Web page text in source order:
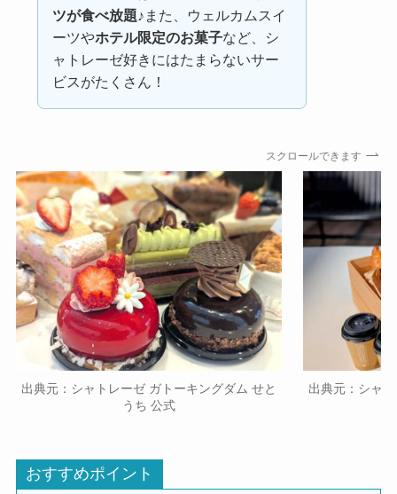
ツが食べ放題♪ また、ウェルカムスイ
ーツやホテル限定のお菓子など、シ
ャトレーゼ好きにはたまらないサー
ビスがたくさん！
スクロールできます
出典元：シャトレーゼ ガトーキングダム せと
うち 公式
出典元：シャ
おすすめポイント